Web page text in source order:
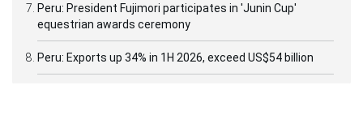
Peru: President Fujimori participates in 'Junin Cup'
equestrian awards ceremony
Peru: Exports up 34% in 1H 2026, exceed US$54 billion